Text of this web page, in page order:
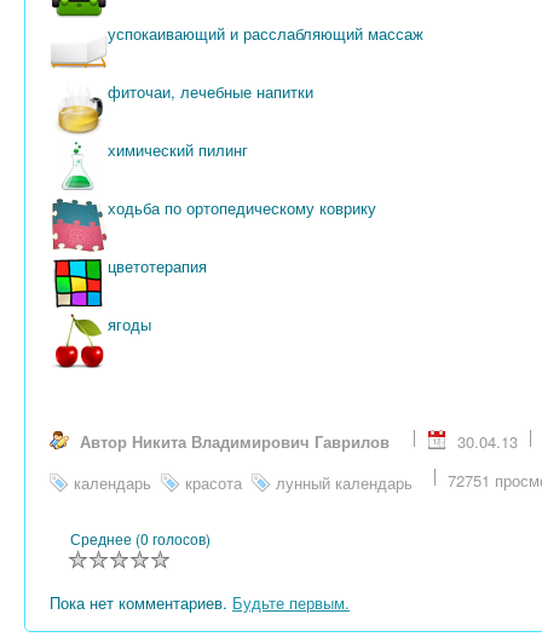
успокаивающий и расслабляющий массаж
фиточаи, лечебные напитки
химический пилинг
ходьба по ортопедическому коврику
цветотерапия
ягоды
Автор Никита Владимирович Гаврилов
30.04.13
календарь
красота лунный календарь 72751
Среднее (0 голосов)
Пока нет комментариев. Будьте первым.